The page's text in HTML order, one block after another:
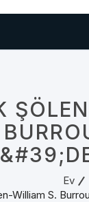
Ev
William S.